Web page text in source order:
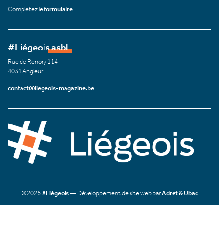
Complétez leformulaire
#Liégeois asbl
Rue de Renory 114
4031 Angleur
contact@liegeois-magazine.be
©2026#Liégeois— Développement de site web parAdret & Ubac